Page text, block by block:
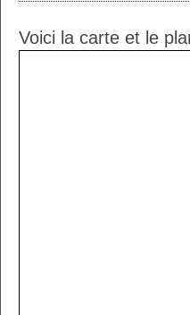
Voici la carte et le